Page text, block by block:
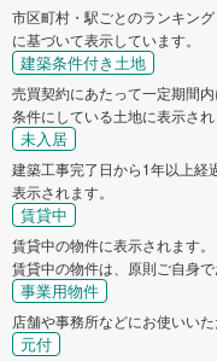
市区町村・駅ごとのランキン
に基づいて表示しています。
建築条件付き土地
売買契約にあたって一定期間
条件にしている土地に表示され
未入居
建築工事完了日から1年以上経
表示されます。
賃貸中
賃貸中の物件に表示されます。
賃貸中の物件は、原則ご自身
事業用物件
店舗や事務所などにお使いい
元付